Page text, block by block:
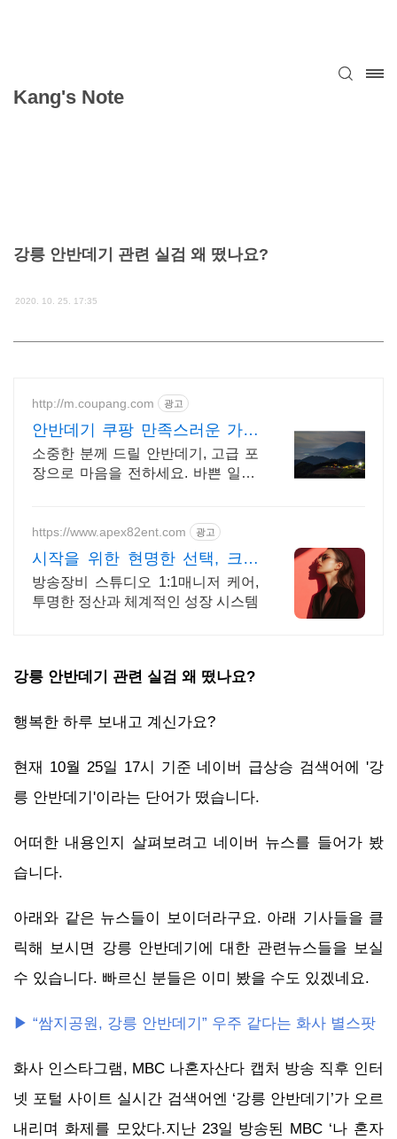
Kang's Note
강릉 안반데기 관련 실검 왜 떴나요?
2020. 10. 25. 17:35
http://m.coupang.com 광고
안반데기 쿠팡 만족스러운 가성
비 선물
소중한 분께 드릴 안반데기, 고급 포
장으로 마음을 전하세요. 바쁜 일상,
https://www.apex82ent.com 광고
시작을 위한 현명한 선택, 크리
에이터, BJ 상시 모집
방송장비 스튜디오 1:1매니저 케어,
투명한 정산과 체계적인 성장 시스템
강릉 안반데기 관련 실검 왜 떴나요?
행복한 하루 보내고 계신가요?
현재 10월 25일 17시 기준 네이버 급상승 검색어에 '강
릉 안반데기'이라는 단어가 떴습니다.
어떠한 내용인지 살펴보려고 네이버 뉴스를 들어가 봤
습니다.
아래와 같은 뉴스들이 보이더라구요. 아래 기사들을 클
릭해 보시면 강릉 안반데기에 대한 관련뉴스들을 보실
수 있습니다. 빠르신 분들은 이미 봤을 수도 있겠네요.
▶ “쌈지공원, 강릉 안반데기” 우주 같다는 화사 별스팟
화사 인스타그램, MBC 나혼자산다 캡처 방송 직후 인터
넷 포털 사이트 실시간 검색어엔 ‘강릉 안반데기’가 오르
내리며 화제를 모았다.지난 23일 방송된 MBC ‘나 혼자